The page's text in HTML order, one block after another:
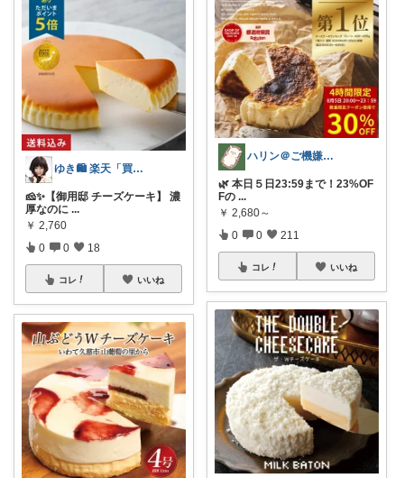
ゆき🛍️ 楽天「買ってよかった」を厳選
🧀✨【御用邸 チーズケーキ】 濃
厚なのに ...
￥ 2,760
0 0 18
コレ いいね
ハリン＠ご機嫌な暮らし💕
🌿 本日５日23:59まで！23%OF
Fの ...
￥ 2,680～
0 0 211
コレ いいね